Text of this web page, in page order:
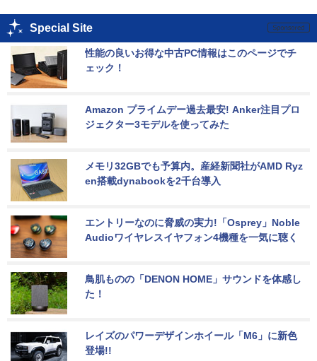
Special Site
性能の良いお得な中古PC情報はこのページでチ
ェック！
Amazon プライムデー過去最安! Anker注目プロ
ジェクター3モデルを使ってみた
メモリ32GBでも予算内。産経新聞社がAMD Ryz
en搭載dynabookを2千台導入
エントリーなのに脅威の実力!「Osprey」Noble
Audioワイヤレスイヤフォン4機種を一気に聴く
鳥肌ものの「DENON HOME」サウンドを体感し
た！
レイズのパワーデザインホイール「M6」に新色
登場!!